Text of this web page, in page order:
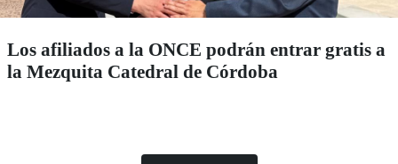
Los afiliados a la ONCE podrán entrar gratis a
la Mezquita Catedral de Córdoba